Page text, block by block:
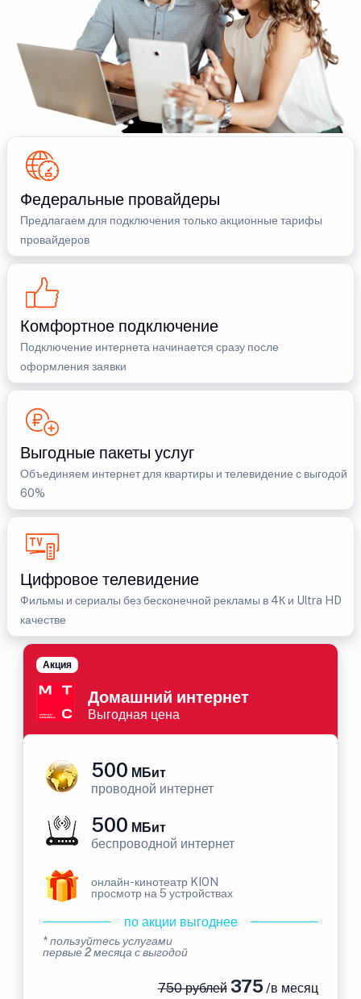
Федеральные провайдеры
Предлагаем для подключения только акционные тарифы
провайдеров
Комфортное подключение
Подключение интернета начинается сразу после
оформления заявки
Выгодные пакеты услуг
Объединяем интернет для квартиры и телевидение с выгодой
60%
Цифровое телевидение
Фильмы и сериалы без бесконечной рекламы в 4К и Ultra HD
качестве
Домашний интернет
Выгодная цена
Акция
500 МБит
проводной интернет
500 МБит
беспроводной интернет
онлайн-кинотеатр KION
просмотр на 5 устройствах
по акции выгоднее
* пользуйтесь услугами
первые 2 месяца с выгодой
750 рублей375 /в месяц